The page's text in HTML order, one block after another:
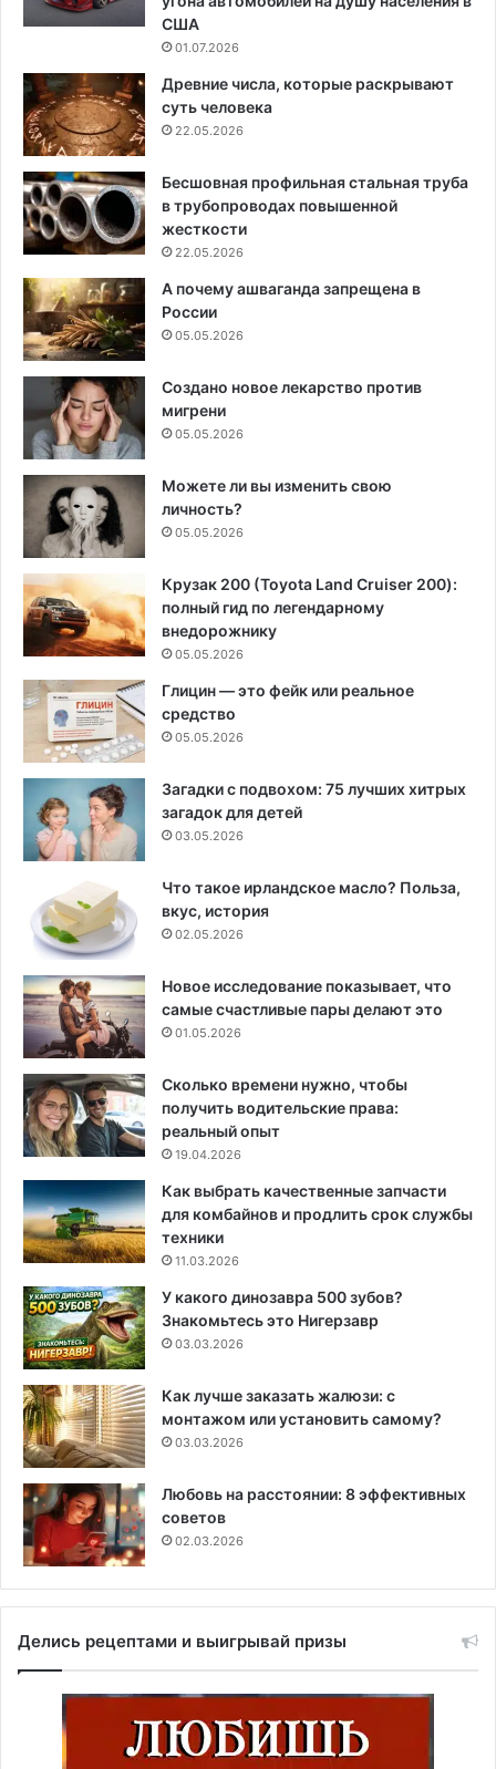
США
01.07.2026
Древние числа, которые раскрывают
суть человека
22.05.2026
Бесшовная профильная стальная труба
в трубопроводах повышенной
жесткости
22.05.2026
А почему ашваганда запрещена в
России
05.05.2026
Создано новое лекарство против
мигрени
05.05.2026
Можете ли вы изменить свою
личность?
05.05.2026
Крузак 200 (Toyota Land Cruiser 200):
полный гид по легендарному
внедорожнику
05.05.2026
Глицин — это фейк или реальное
средство
05.05.2026
Загадки с подвохом: 75 лучших хитрых
загадок для детей
03.05.2026
Что такое ирландское масло? Польза,
вкус, история
02.05.2026
Новое исследование показывает, что
самые счастливые пары делают это
01.05.2026
Сколько времени нужно, чтобы
получить водительские права:
реальный опыт
19.04.2026
Как выбрать качественные запчасти
для комбайнов и продлить срок службы
техники
11.03.2026
У какого динозавра 500 зубов?
Знакомьтесь это Нигерзавр
03.03.2026
Как лучше заказать жалюзи: с
монтажом или установить самому?
03.03.2026
Любовь на расстоянии: 8 эффективных
советов
02.03.2026
Делись рецептами и выигрывай призы